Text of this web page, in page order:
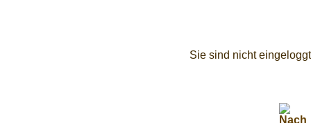
Sie sind nicht eingeloggt